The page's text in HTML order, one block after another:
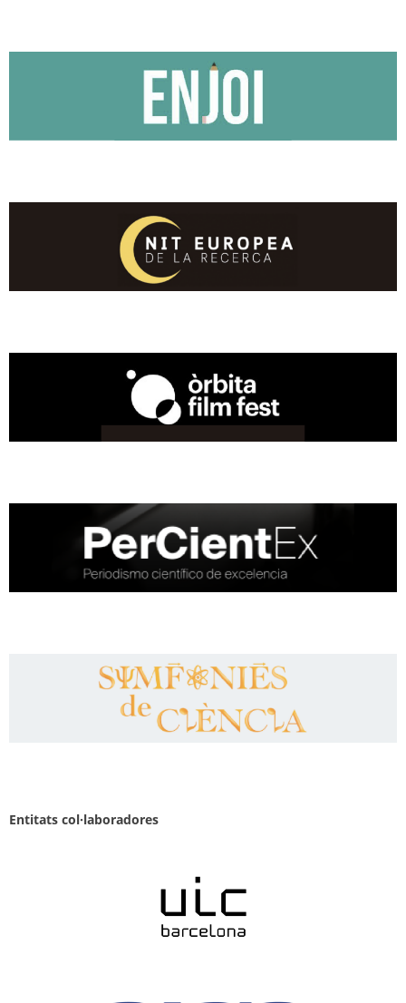
Entitats col·laboradores